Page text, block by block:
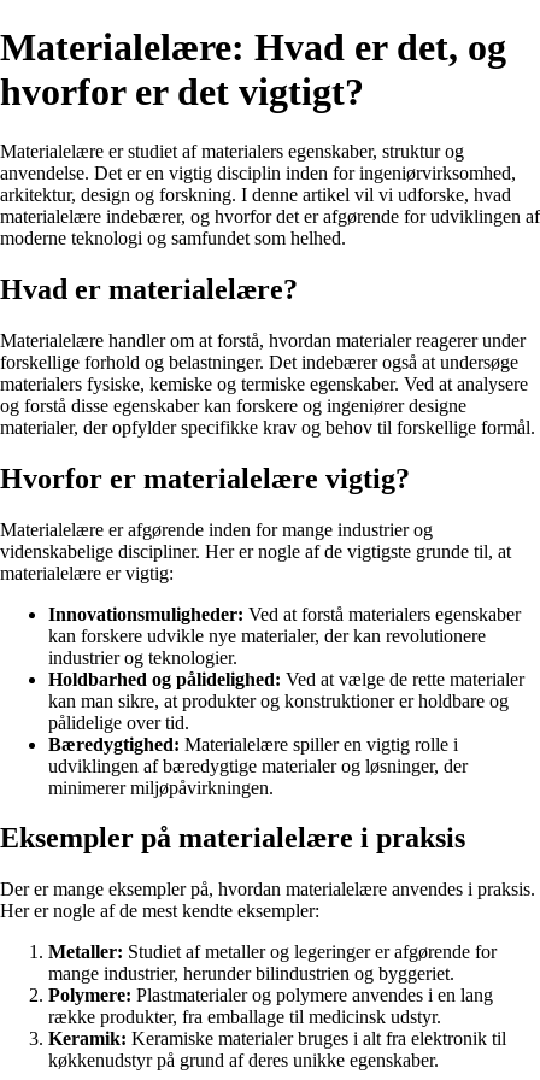
Materialelære: Hvad er det, og
hvorfor er det vigtigt?
Materialelære er studiet af materialers egenskaber, struktur og
anvendelse. Det er en vigtig disciplin inden for ingeniørvirksomhed,
arkitektur, design og forskning. I denne artikel vil vi udforske, hvad
materialelære indebærer, og hvorfor det er afgørende for udviklingen af
moderne teknologi og samfundet som helhed.
Hvad er materialelære?
Materialelære handler om at forstå, hvordan materialer reagerer under
forskellige forhold og belastninger. Det indebærer også at undersøge
materialers fysiske, kemiske og termiske egenskaber. Ved at analysere
og forstå disse egenskaber kan forskere og ingeniører designe
materialer, der opfylder specifikke krav og behov til forskellige formål.
Hvorfor er materialelære vigtig?
Materialelære er afgørende inden for mange industrier og
videnskabelige discipliner. Her er nogle af de vigtigste grunde til, at
materialelære er vigtig:
Innovationsmuligheder: Ved at forstå materialers egenskaber
kan forskere udvikle nye materialer, der kan revolutionere
industrier og teknologier.
Holdbarhed og pålidelighed: Ved at vælge de rette materialer
kan man sikre, at produkter og konstruktioner er holdbare og
pålidelige over tid.
Bæredygtighed: Materialelære spiller en vigtig rolle i
udviklingen af bæredygtige materialer og løsninger, der
minimerer miljøpåvirkningen.
Eksempler på materialelære i praksis
Der er mange eksempler på, hvordan materialelære anvendes i praksis.
Her er nogle af de mest kendte eksempler:
Metaller: Studiet af metaller og legeringer er afgørende for
mange industrier, herunder bilindustrien og byggeriet.
Polymere: Plastmaterialer og polymere anvendes i en lang
række produkter, fra emballage til medicinsk udstyr.
Keramik: Keramiske materialer bruges i alt fra elektronik til
køkkenudstyr på grund af deres unikke egenskaber.